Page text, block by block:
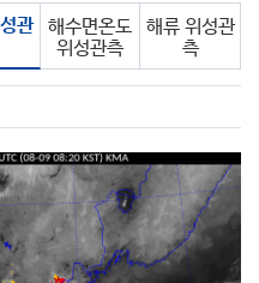
관
해수면온도
위성관측
해류 위성관
측